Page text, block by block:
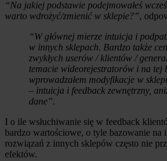
“Na jakiej podstawie podejmowałeś
warto wdrożyć/zmienić w sklepie?”,
“W głównej mierze intuicja i
w innych sklepach. Bardzo także
zwykłych userów / klientów /
temacie wideorejestratorów i na tej
wprowadzałem modyfikacje w
– intuicja i feedback zewnętrzny,
dane”.
I o ile wsłuchiwanie się w feedback
bardzo wartościowe, o tyle bazowanie
rozwiązań z innych sklepów często nie
efektów.